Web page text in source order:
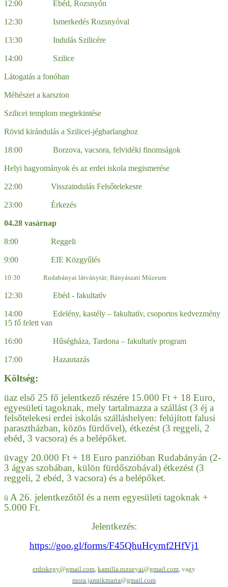
12:00 Ebéd, Rozsnyón
12:30 Ismerkedés Rozsnyóval
13:30 Indulás Szilicére
14:00 Szilice
Látogatás a fonóban
Méhészet a karszton
Szilicei templom megtekintése
Rövid kirándulás a Szilicei-jégbarlanghoz
18:00 Borzova, vacsora, felvidéki finomságok
Helyi hagyományok és az erdei iskola megismerése
22:00 Visszaindulás Felsőtelekesre
23:00 Érkezés
04.28 vasárnap
8:00 Reggeli
9:00 EIE Közgyűlés
10:30 Rudabányai látványtár; Bányászati Múzeum
12:30 Ebéd - fakultatív
14:00 Edelény, kastély – fakultatív, csoportos kedvezmény
15 fő felett van
16:00 Hűségháza, Tardona – fakultatív program
17:00 Hazautazás
Költség:
üaz első 25 fő jelentkező részére 15.000 Ft + 18 Euro,
egyesületi tagoknak, mely tartalmazza a szállást (3 éj a
felsőtelekesi erdei iskolás szálláshelyen: felújított falusi
parasztházban, közös fürdővel), étkezést (3 reggeli, 2
ebéd, 3 vacsora) és a belépőket.
üvagy 20.000 Ft + 18 Euro panzióban Rudabányán (2-
3 ágyas szobában, külön fürdőszobával) étkezést (3
reggeli, 2 ebéd, 3 vacsora) és a belépőket.
ü A 26. jelentkezőtől és a nem egyesületi tagoknak +
5.000 Ft.
Jelentkezés:
https://goo.gl/forms/F45QhuHcymf2HfVj1
erdiskegy@gmail.com kamilla.rozsnyai@gmail.com , vagy
mora.jamrikmarta@gmail.com